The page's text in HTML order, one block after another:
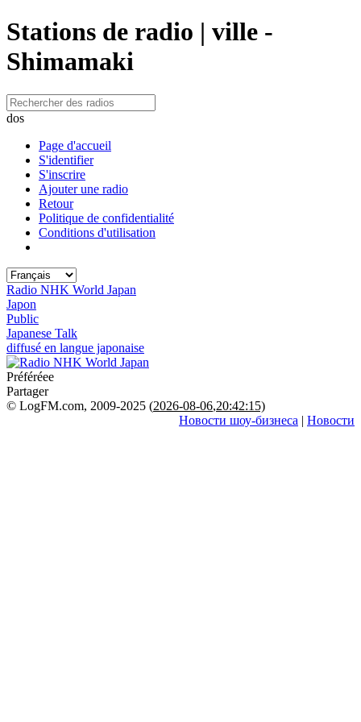
Stations de radio | ville -
Shimamaki
dos
Page d'accueil
S'identifier
S'inscrire
Ajouter une radio
Retour
Politique de confidentialité
Conditions d'utilisation
Radio NHK World Japan
Japon
Public
Japanese Talk
diffusé en langue japonaise
Préféréeе
Partager
© LogFM.com, 2009-2025 (2026-08-06,20:42:15)
Новости шоу-бизнеса | Новости